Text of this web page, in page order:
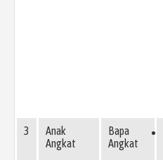
3
Anak
Angkat
Bapa
Angkat